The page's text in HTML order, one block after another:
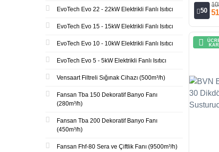
EvoTech Evo 22 - 22kW Elektrikli Fanlı Isıtıcı
EvoTech Evo 15 - 15kW Elektrikli Fanlı Isıtıcı
EvoTech Evo 10 - 10kW Elektrikli Fanlı Isıtıcı
EvoTech Evo 5 - 5kW Elektrikli Fanlı Isıtıcı
Vensaart Filtreli Sığınak Cihazı (500m³/h)
Fansan Tba 150 Dekoratif Banyo Fanı
(280m³/h)
Fansan Tba 200 Dekoratif Banyo Fanı
(450m³/h)
Fansan Fhf-80 Sera ve Çiftlik Fanı (9500m³/h)
50